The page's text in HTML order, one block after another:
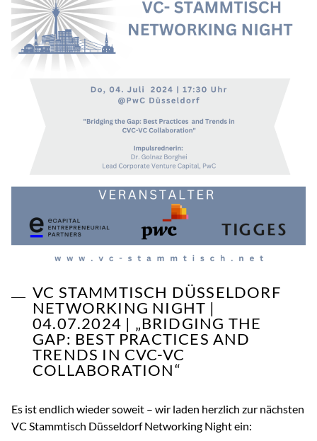
VC STAMMTISCH DÜSSELDORF
NETWORKING NIGHT |
04.07.2024 | „BRIDGING THE
GAP: BEST PRACTICES AND
TRENDS IN CVC-VC
COLLABORATION“
Es ist endlich wieder soweit – wir laden herzlich zur nächsten
VC Stammtisch Düsseldorf Networking Night ein: